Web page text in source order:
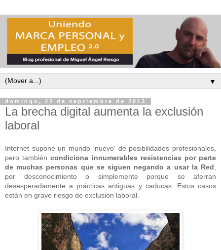
▼
domingo, 22 de septiembre de 2013
La brecha digital aumenta la exclusión
laboral
Internet supone un mundo 'nuevo' de posibilidades profesionales,
pero tambiéncondiciona innumerables resistencias por parte
de muchas personas que se siguen negando a usar la Red,
por desconocimiento o simplemente porque se aferran
desesperadamente a prácticas antiguas y caducas. Estos casos
están en grave riesgo de exclusión laboral.